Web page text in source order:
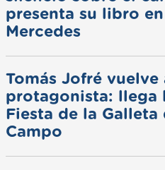
presenta su libro en
Mercedes
Tomás Jofré vuelve
protagonista: llega
Fiesta de la Galleta
Campo